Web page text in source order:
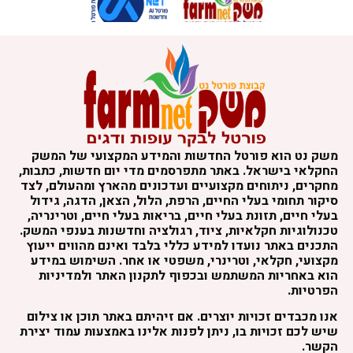
משק נט הוא פורטל החדשות והמידע המקצועי של המשק
החקלאי בישראל. באתר מתפרסמים מדי יום חדשות, כתבות,
מחקרים, ניתוחים מקצועיים ועדכונים מהארץ ומהעולם, לצד
סיקור תחומי בעלי החיים, הרפת, הלול, הצאן, הדגה, גידול
בעלי חיים, תזונת בעלי חיים, בריאות בעלי חיים, וטרינריה,
טכנולוגיות חקלאיות, ציוד, רגולציה וחדשנות בענפי המשק.
התכנים באתר נועדו למידע כללי בלבד ואינם מהווים ייעוץ
מקצועי, חקלאי, וטרינרי, משפטי או אחר. השימוש במידע
הוא באחריות המשתמש ובכפוף לתקנון האתר ולמדיניות
הפרטיות.
אנו מכבדים זכויות יוצרים. אם זיהיתם באתר תוכן או צילום
שיש לכם זכויות בו, ניתן לפנות אלינו באמצעות עמוד יצירת
הקשר.